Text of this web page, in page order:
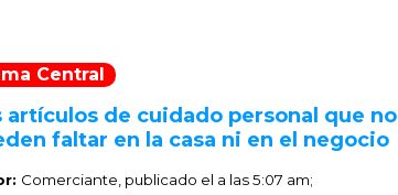
Central
artículos de cuidado personal que no
faltar en la casa ni en el negocio
Comerciante, publicado el a las 5:07 am;